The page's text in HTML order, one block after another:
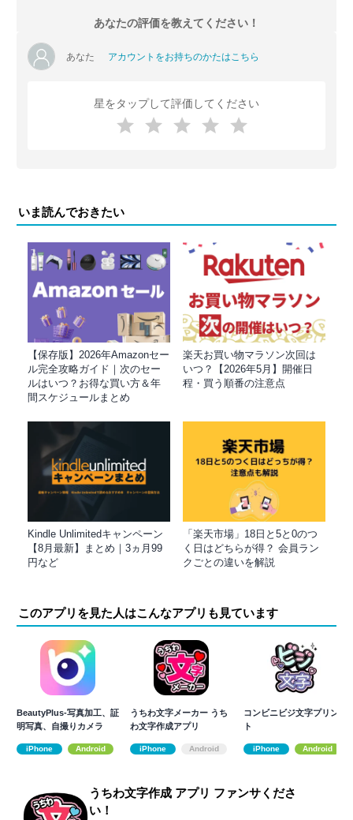
あなたの評価を教えてください！
あなた アカウントをお持ちのかたはこちら
星をタップして評価してください
いま読んでおきたい
【保存版】2026年Amazonセー
ル完全攻略ガイド｜次のセー
ルはいつ？お得な買い方＆年
間スケジュールまとめ
楽天お買い物マラソン次回は
いつ？【2026年5月】開催日
程・買う順番の注意点
Kindle Unlimitedキャンペーン
【8月最新】まとめ｜3ヵ月99
円など
「楽天市場」18日と5と0のつ
く日はどちらが得？ 会員ラン
クごとの違いを解説
このアプリを見た人はこんなアプリも見ています
BeautyPlus-写真加工、証
明写真、自撮りカメラ
iPhone Android
うちわ文字メーカー うち
わ文字作成アプリ
iPhone Android
コンビニビジ文字プリン
ト
iPhone Android
うちわ文字作成 アプリ ファンサくださ
い！